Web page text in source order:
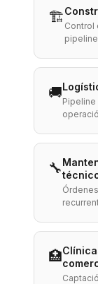
🏗️
Control
🚚
🔧
🏥